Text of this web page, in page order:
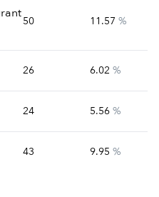
50 11.57 %
26 6.02 %
24 5.56 %
43 9.95 %